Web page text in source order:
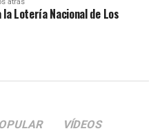
Lotería Nacional de Los
VÍDEOS